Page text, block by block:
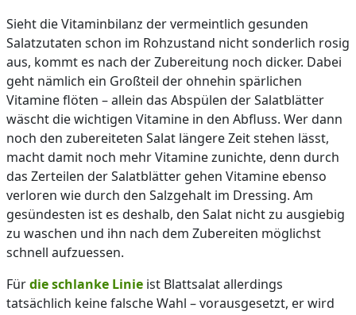
Sieht die Vitaminbilanz der vermeintlich gesunden
Salatzutaten schon im Rohzustand nicht sonderlich rosig
aus, kommt es nach der Zubereitung noch dicker. Dabei
geht nämlich ein Großteil der ohnehin spärlichen
Vitamine flöten – allein das Abspülen der Salatblätter
wäscht die wichtigen Vitamine in den Abfluss. Wer dann
noch den zubereiteten Salat längere Zeit stehen lässt,
macht damit noch mehr Vitamine zunichte, denn durch
das Zerteilen der Salatblätter gehen Vitamine ebenso
verloren wie durch den Salzgehalt im Dressing. Am
gesündesten ist es deshalb, den Salat nicht zu ausgiebig
zu waschen und ihn nach dem Zubereiten möglichst
schnell aufzuessen.
Fürdie schlanke Linie ist Blattsalat allerdings
tatsächlich keine falsche Wahl – vorausgesetzt, er wird